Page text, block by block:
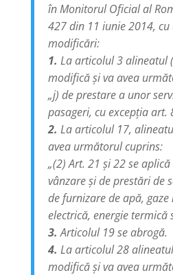
în Monitorul Oficial al
427 din 11 iunie 2014,
modificări:
1. La articolul 3 alineatul
modifică şi va avea
„j) de prestare a unor
pasageri, cu excepţia art.
2. La articolul 17,
avea următorul cuprins:
„(2) Art. 21 şi 22 se
vânzare şi de prestări de
de furnizare de apă,
electrică, energie termică
3. Articolul 19 se abrogă.
4. La articolul 28
modifică şi va avea